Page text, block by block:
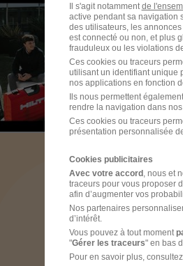
Hilti
il y a
La
il y a
Il s'agit notamment de
active pendant sa navigation
des utilisateurs, les
est connecté ou non, et plus
frauduleux ou les violations
Ces cookies ou traceurs
utilisant un identifiant unique
nos applications en fonction
Ils nous permettent
rendre la navigation dans
Ces cookies ou traceurs
présentation personnalisée
Cookies publicitaires
Avec votre accord, nous et
traceurs pour vous proposer
afin d’augmenter vos
Nos partenaires
d’intérêt.
Vous pouvez à tout moment
"Gérer les traceurs" en bas
Pour en savoir plus,